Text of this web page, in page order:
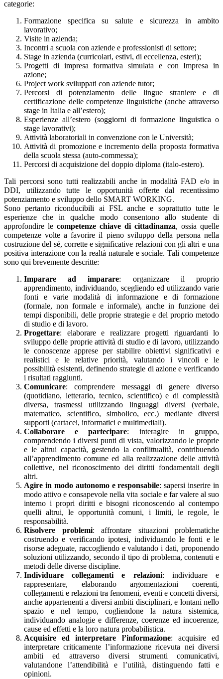
categorie:
Formazione specifica su salute e sicurezza in ambito
lavorativo;
Visite in azienda;
Incontri a scuola con aziende e professionisti di settore;
Stage in azienda (curricolari, estivi, di eccellenza, esteri);
Progetti di impresa formativa simulata e con Impresa in
azione;
Project work sviluppati con aziende tutor;
Percorsi di potenziamento delle lingue straniere e di
certificazione delle competenze linguistiche (anche attraverso
stage in Italia e all’estero);
Esperienze all’estero (soggiorni di formazione linguistica o
stage lavorativi);
Attività laboratoriali in convenzione con le Università;
Attività di promozione e incremento della proposta formativa
della scuola stessa (auto-commessa);
Percorsi di acquisizione del doppio diploma (italo-estero).
Tali percorsi sono tutti realizzabili anche in modalità FAD e/o in
DDI, utilizzando tutte le opportunità offerte dal recentissimo
potenziamento e sviluppo dello SMART WORKING.
Sono pertanto riconducibili ai FSL anche e soprattutto tutte le
esperienze che in qualche modo consentono allo studente di
approfondire le competenze chiave di cittadinanza, ossia quelle
competenze volte a favorire il pieno sviluppo della persona nella
costruzione del sé, corrette e significative relazioni con gli altri e una
positiva interazione con la realtà naturale e sociale. Tali competenze
sono qui brevemente descritte:
Imparare ad imparare: organizzare il proprio
apprendimento, individuando, scegliendo ed utilizzando varie
fonti e varie modalità di informazione e di formazione
(formale, non formale e informale), anche in funzione dei
tempi disponibili, delle proprie strategie e del proprio metodo
di studio e di lavoro.
Progettare: elaborare e realizzare progetti riguardanti lo
sviluppo delle proprie attività di studio e di lavoro, utilizzando
le conoscenze apprese per stabilire obiettivi significativi e
realistici e le relative priorità, valutando i vincoli e le
possibilità esistenti, definendo strategie di azione e verificando
i risultati raggiunti.
Comunicare: comprendere messaggi di genere diverso
(quotidiano, letterario, tecnico, scientifico) e di complessità
diversa, trasmessi utilizzando linguaggi diversi (verbale,
matematico, scientifico, simbolico, ecc.) mediante diversi
supporti (cartacei, informatici e multimediali).
Collaborare e partecipare: interagire in gruppo,
comprendendo i diversi punti di vista, valorizzando le proprie
e le altrui capacità, gestendo la conflittualità, contribuendo
all’apprendimento comune ed alla realizzazione delle attività
collettive, nel riconoscimento dei diritti fondamentali degli
altri.
Agire in modo autonomo e responsabile: sapersi inserire in
modo attivo e consapevole nella vita sociale e far valere al suo
interno i propri diritti e bisogni riconoscendo al contempo
quelli altrui, le opportunità comuni, i limiti, le regole, le
responsabilità.
Risolvere problemi: affrontare situazioni problematiche
costruendo e verificando ipotesi, individuando le fonti e le
risorse adeguate, raccogliendo e valutando i dati, proponendo
soluzioni utilizzando, secondo il tipo di problema, contenuti e
metodi delle diverse discipline.
Individuare collegamenti e relazioni: individuare e
rappresentare, elaborando argomentazioni coerenti,
collegamenti e relazioni tra fenomeni, eventi e concetti diversi,
anche appartenenti a diversi ambiti disciplinari, e lontani nello
spazio e nel tempo, cogliendone la natura sistemica,
individuando analogie e differenze, coerenze ed incoerenze,
cause ed effetti e la loro natura probabilistica.
Acquisire ed interpretare l’informazione: acquisire ed
interpretare criticamente l’informazione ricevuta nei diversi
ambiti ed attraverso diversi strumenti comunicativi,
valutandone l’attendibilità e l’utilità, distinguendo fatti e
opinioni.